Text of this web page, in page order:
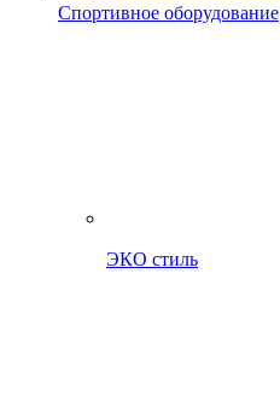
Спортивное оборудование
ЭКО стиль